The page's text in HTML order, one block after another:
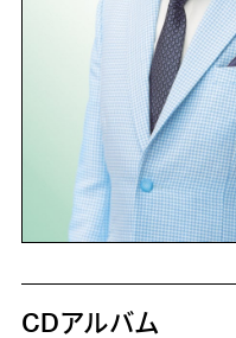
CDアルバム